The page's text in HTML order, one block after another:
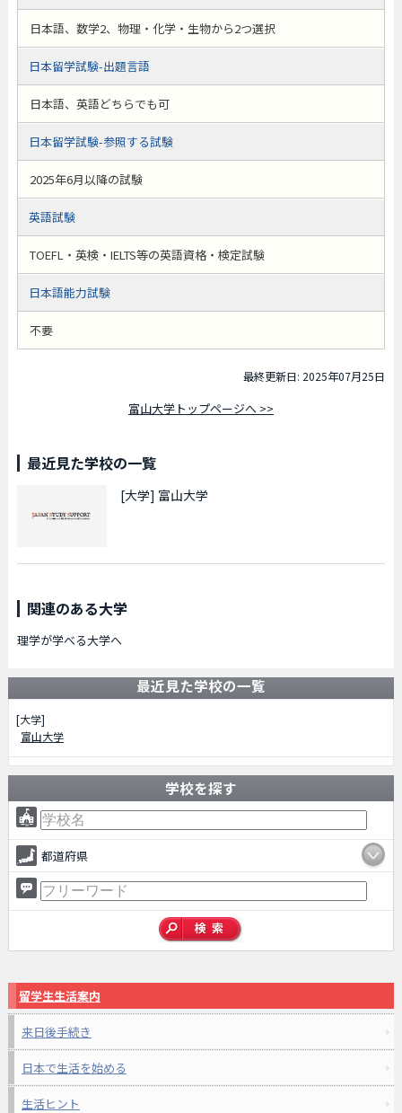
日本語、数学2、物理・化学・生物から2つ選択
日本留学試験-出題言語
日本語、英語どちらでも可
日本留学試験-参照する試験
2025年6月以降の試験
英語試験
TOEFL・英検・IELTS等の英語資格・検定試験
日本語能力試験
不要
最終更新日: 2025年07月25日
富山大学トップページへ >>
最近見た学校の一覧
[大学] 富山大学
関連のある大学
理学が学べる大学へ
最近見た学校の一覧
[大学]
富山大学
学校を探す
都道府県
留学生生活案内
来日後手続き
日本で生活を始める
生活ヒント